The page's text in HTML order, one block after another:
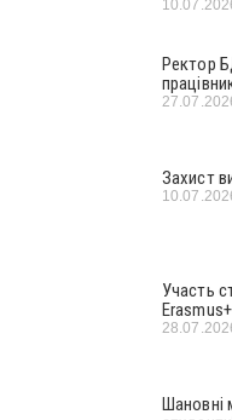
Ректор
Захист
Участь
Шановні